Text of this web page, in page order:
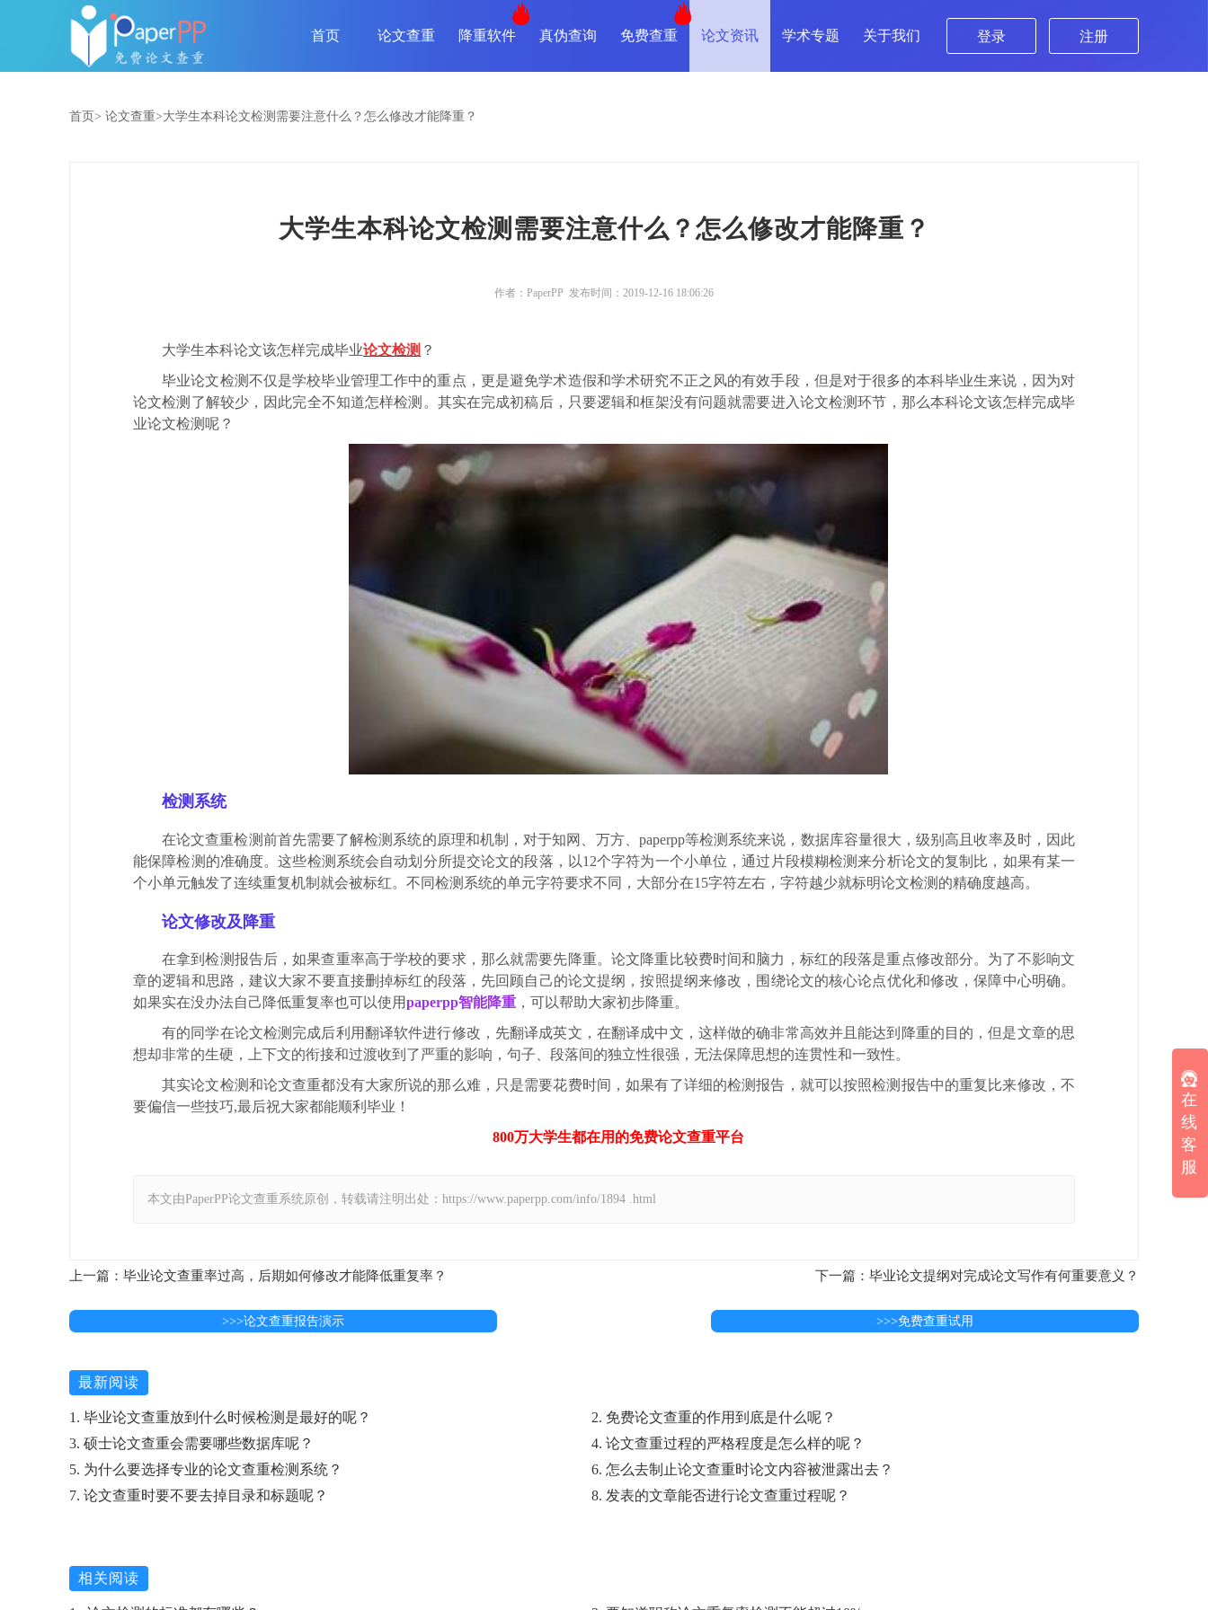
首页 论文查重 降重软件 真伪查询 免费查重 论文资讯 学术专题 关于我们 登录 注册
首页> 论文查重>​大学生本科论文检测需要注意什么？怎么修改才能降重？
​大学生本科论文检测需要注意什么？怎么修改才能降重？
作者：PaperPP 发布时间：2019-12-16 18:06:26
大学生本科论文该怎样完成毕业论文检测 ？
毕业论文检测不仅是学校毕业管理工作中的重点，更是避免学术造假和学术研究不正之风的有效手段，但是对于很多的本科毕业生来说，因为对
论文检测了解较少，因此完全不知道怎样检测。其实在完成初稿后，只要逻辑和框架没有问题就需要进入论文检测环节，那么本科论文该怎样完成毕
业论文检测呢？
检测系统
在论文查重检测前首先需要了解检测系统的原理和机制，对于知网、万方、paperpp等检测系统来说，数据库容量很大，级别高且收率及时，因此
能保障检测的准确度。这些检测系统会自动划分所提交论文的段落，以12个字符为一个小单位，通过片段模糊检测来分析论文的复制比，如果有某一
个小单元触发了连续重复机制就会被标红。不同检测系统的单元字符要求不同，大部分在15字符左右，字符越少就标明论文检测的精确度越高。
论文修改及降重
在拿到检测报告后，如果查重率高于学校的要求，那么就需要先降重。论文降重比较费时间和脑力，标红的段落是重点修改部分。为了不影响文
章的逻辑和思路，建议大家不要直接删掉标红的段落，先回顾自己的论文提纲，按照提纲来修改，围绕论文的核心论点优化和修改，保障中心明确。
如果实在没办法自己降低重复率也可以使用paperpp智能降重 ，可以帮助大家初步降重。
有的同学在论文检测完成后利用翻译软件进行修改，先翻译成英文，在翻译成中文，这样做的确非常高效并且能达到降重的目的，但是文章的思
想却非常的生硬，上下文的衔接和过渡收到了严重的影响，句子、段落间的独立性很强，无法保障思想的连贯性和一致性。
其实论文检测和论文查重都没有大家所说的那么难，只是需要花费时间，如果有了详细的检测报告，就可以按照检测报告中的重复比来修改，不
要偏信一些技巧,最后祝大家都能顺利毕业！
800万大学生都在用的免费论文查重平台
本文由PaperPP论文查重系统原创，转载请注明出处：https://www.paperpp.com/info/1894 .html
上一篇：​毕业论文查重率过高，后期如何修改才能降低重复率？ 下一篇：毕业论文提纲对完成论文写作有何重要意义？
>>>论文查重报告演示 >>>免费查重试用
最新阅读
1. 毕业论文查重放到什么时候检测是最好的呢？
2. 免费论文查重的作用到底是什么呢？
3. 硕士论文查重会需要哪些数据库呢？
4. 论文查重过程的严格程度是怎么样的呢？
5. 为什么要选择专业的论文查重检测系统？
6. 怎么去制止论文查重时论文内容被泄露出去？
7. 论文查重时要不要去掉目录和标题呢？
8. 发表的文章能否进行论文查重过程呢？
相关阅读
在
线
客
服